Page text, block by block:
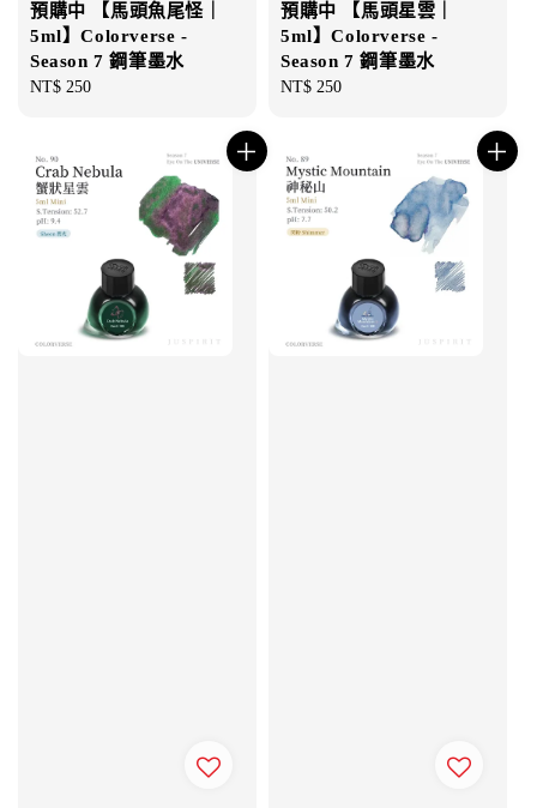
預購中 【馬頭魚尾怪｜
5ml】Colorverse -
Season 7 鋼筆墨水
Regular
NT$ 250
預購中 【馬頭星雲｜
5ml】Colorverse -
Season 7 鋼筆墨水
Regular
NT$ 250